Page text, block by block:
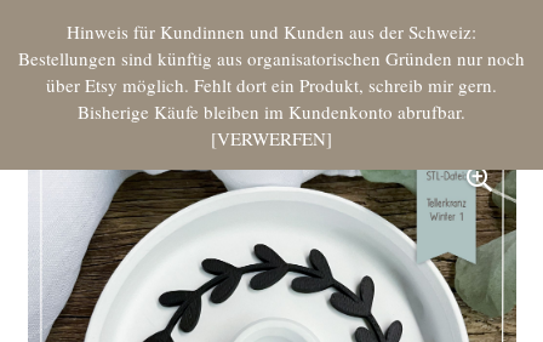
Hinweis für Kundinnen und Kunden aus der Schweiz:
Bestellungen sind künftig aus organisatorischen Gründen nur noch
über Etsy möglich. Fehlt dort ein Produkt, schreib mir gern.
Bisherige Käufe bleiben im Kundenkonto abrufbar.
VERWERFEN